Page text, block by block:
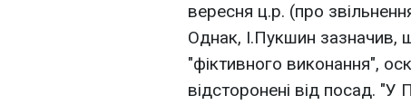
вересня ц.р. (про
Однак, І.Пукшин зазначив,
"фіктивного виконання",
відсторонені від посад.